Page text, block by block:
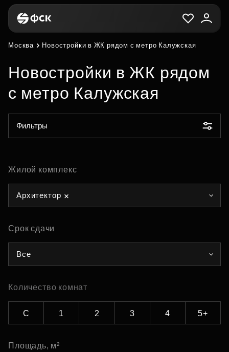
Москва Новостройки в ЖК рядом с метро Калужская
Новостройки в ЖК рядом
с метро Калужская
Фильтры
Жилой комплекс
Архитектор
Срок сдачи
Все
Количество комнат
С 1 2 3 4 5+
Площадь, м²